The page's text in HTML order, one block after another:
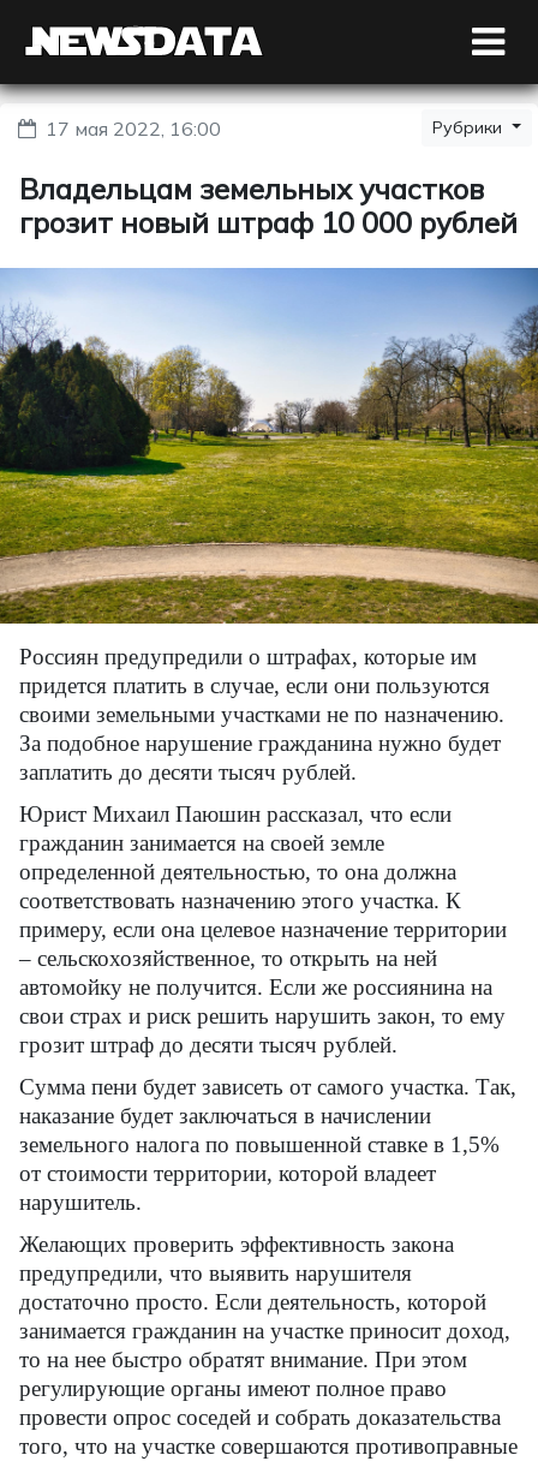
17 мая 2022, 16:00 Рубрики
Владельцам земельных участков
грозит новый штраф 10 000 рублей
Россиян предупредили о штрафах, которые им
придется платить в случае, если они пользуются
своими земельными участками не по назначению.
За подобное нарушение гражданина нужно будет
заплатить до десяти тысяч рублей.
Юрист Михаил Паюшин рассказал, что если
гражданин занимается на своей земле
определенной деятельностью, то она должна
соответствовать назначению этого участка. К
примеру, если она целевое назначение территории
– сельскохозяйственное, то открыть на ней
автомойку не получится. Если же россиянина на
свои страх и риск решить нарушить закон, то ему
грозит штраф до десяти тысяч рублей.
Сумма пени будет зависеть от самого участка. Так,
наказание будет заключаться в начислении
земельного налога по повышенной ставке в 1,5%
от стоимости территории, которой владеет
нарушитель.
Желающих проверить эффективность закона
предупредили, что выявить нарушителя
достаточно просто. Если деятельность, которой
занимается гражданин на участке приносит доход,
то на нее быстро обратят внимание. При этом
регулирующие органы имеют полное право
провести опрос соседей и собрать доказательства
того, что на участке совершаются противоправные